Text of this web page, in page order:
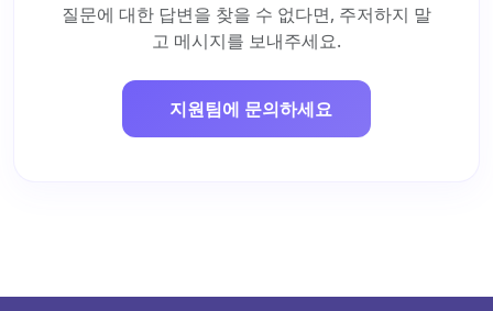
질문에 대한 답변을 찾을 수 없다면, 주저하지 말
고 메시지를 보내주세요.
지원팀에 문의하세요